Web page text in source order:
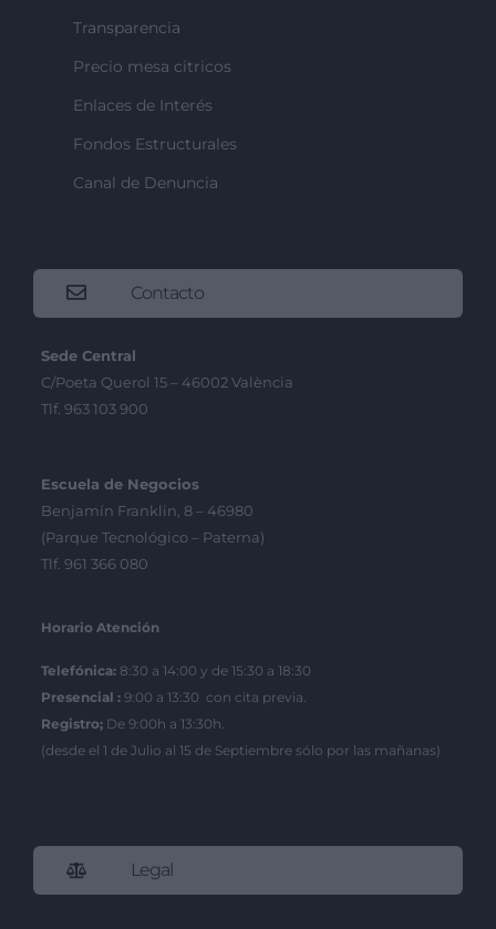
Transparencia
Precio mesa citricos
Enlaces de Interés
Fondos Estructurales
Canal de Denuncia
Contacto
Sede Central
C/Poeta Querol 15 – 46002 València
Tlf. 963 103 900
Escuela de Negocios
Benjamín Franklin, 8 – 46980
(Parque Tecnológico – Paterna)
Tlf. 961 366 080
Horario Atención
Telefónica: 8:30 a 14:00 y de 15:30 a 18:30
Presencial : 9:00 a 13:30 con cita previa.
Registro; De 9:00h a 13:30h.
(desde el 1 de Julio al 15 de Septiembre sólo por las mañanas)
Legal